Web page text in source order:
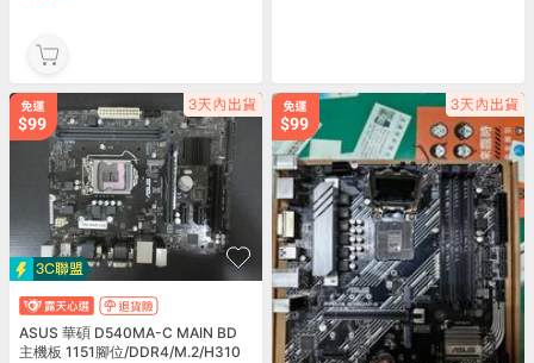
ASUS 華碩 D540MA-C MAIN BD
主機板 1151腳位/DDR4/M.2/H310